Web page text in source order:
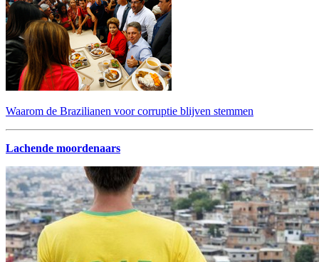
Waarom de Brazilianen voor corruptie blijven stemmen
Lachende moordenaars